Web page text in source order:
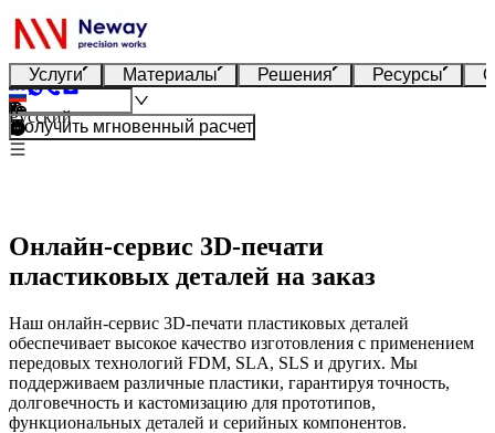
Услуги Материалы Решения Ресурсы
Русский
Получить мгновенный расчет
Онлайн-сервис 3D-печати
пластиковых деталей на заказ
Наш онлайн-сервис 3D-печати пластиковых деталей
обеспечивает высокое качество изготовления с применением
передовых технологий FDM, SLA, SLS и других. Мы
поддерживаем различные пластики, гарантируя точность,
долговечность и кастомизацию для прототипов,
функциональных деталей и серийных компонентов.